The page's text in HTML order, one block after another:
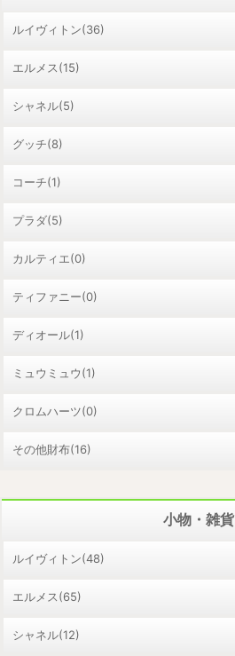
ルイヴィトン(36)
エルメス(15)
シャネル(5)
グッチ(8)
コーチ(1)
プラダ(5)
カルティエ(0)
ティファニー(0)
ディオール(1)
ミュウミュウ(1)
クロムハーツ(0)
その他財布(16)
小物・雑貨
ルイヴィトン(48)
エルメス(65)
シャネル(12)